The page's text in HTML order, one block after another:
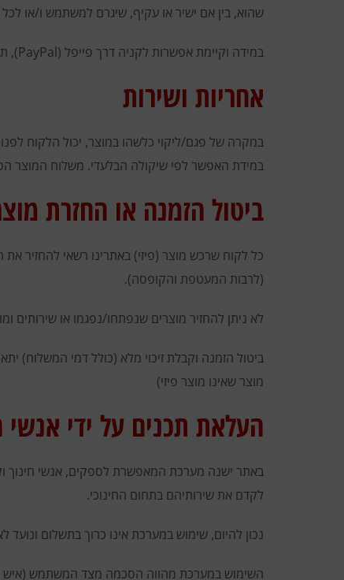
שהוא, בין אם ישיר או עקיף, שיגרם למשתמש ו/או
במידה וקיימת אפשרות לקניה דרך פייפל (PayPal), תיגבה עמלה המצויינת לצד מחיר המוצר. בנוסף, לא ניתן לחלק לתשלומים את הרכישה אם נבחרה אופציה זאת.
אחריות ושירות
במקרה של פגם/ליקוי כלשהו במוצר, יכול הלקוח
במידת האפשר לפי שיקולה הבלעדי. משלוח המוצר
ביטול הזמנה או החזרת
(לרבות המעטפת והקופסה).
לא ניתן להחזיר מוצרים שנפתחו/נפגמו או שירותים
ביטול הזמנה וקבלת זיכוי מלא (כולל דמי המשלוח)
מוצר שאינו מוצר פיזי)
העלאת תכנים על ידי
באתר ישנה מערכת המאפשרת לספקים, אנשי חינוך
לקדם את שירותיהם בתחום החינוכי.
נכון להיום, שימוש במערכת אינו כרוך בתשלום
השימוש במערכת מהווה הסכמה מצד המשתמש (איש